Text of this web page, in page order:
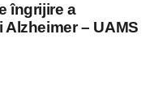
îngrijire a
– UAMS